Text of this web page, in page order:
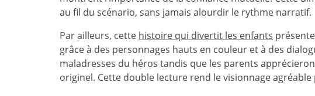
au fil du scénario, sans jamais alourdir le rythme narratif.
Par ailleurs, cette histoire qui divertit les enfants
grâce à des personnages hauts en couleur et à des
maladresses du héros tandis que les parents
originel. Cette double lecture rend le visionnage